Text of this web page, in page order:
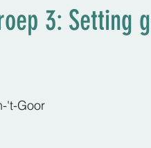
3: Setting
't-Goor